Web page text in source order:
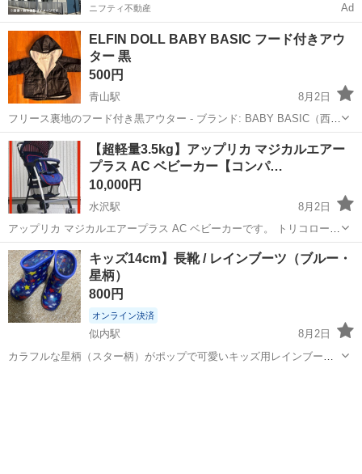
ニフティ不動産 Ad
ELFIN DOLL BABY BASIC フード付きアウ
ター 黒
500円
青山駅
8月2日
フリース裏地のフード付き黒アウター - ブランド: BABY BASIC（西松
屋） - 色: 黒 - デザイン: フード付き - 素材: 表地：ポリエステル、裏
地：フリース - ポケット: 前面に2つのポケット - タグ:...
岩手 盛岡市 青山駅 ベビー用品 BABY
【超軽量3.5kg】アップリカ マジカルエアー
プラス AC ベビーカー【コンパ…
10,000円
水沢駅
8月2日
アップリカ マジカルエアープラス AC ベビーカーです。 トリコロール
カラーでオシャレです。 写真の通り、目立つ汚れが無くて美品の部類
かと思います。 毎日散歩に使うような用途ではなく、休日に外出した
際に使用する程度でした...
岩手 奥州市 水沢駅 ベビー用品
キッズ14cm】長靴 / レインブーツ（ブルー・
星柄）
800円
オンライン決済
似内駅
8月2日
カラフルな星柄（スター柄）がポップで可愛いキッズ用レインブーツ